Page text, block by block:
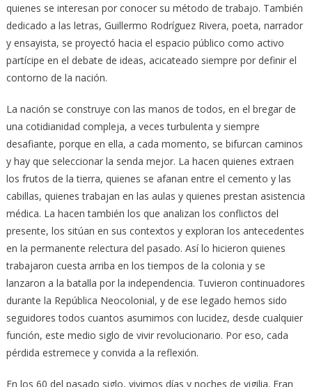
quienes se interesan por conocer su método de trabajo. También
dedicado a las letras, Guillermo Rodríguez Rivera, poeta, narrador
y ensayista, se proyectó hacia el espacio público como activo
partícipe en el debate de ideas, acicateado siempre por definir el
contorno de la nación.
La nación se construye con las manos de todos, en el bregar de
una cotidianidad compleja, a veces turbulenta y siempre
desafiante, porque en ella, a cada momento, se bifurcan caminos
y hay que seleccionar la senda mejor. La hacen quienes extraen
los frutos de la tierra, quienes se afanan entre el cemento y las
cabillas, quienes trabajan en las aulas y quienes prestan asistencia
médica. La hacen también los que analizan los conflictos del
presente, los sitúan en sus contextos y exploran los antecedentes
en la permanente relectura del pasado. Así lo hicieron quienes
trabajaron cuesta arriba en los tiempos de la colonia y se
lanzaron a la batalla por la independencia. Tuvieron continuadores
durante la República Neocolonial, y de ese legado hemos sido
seguidores todos cuantos asumimos con lucidez, desde cualquier
función, este medio siglo de vivir revolucionario. Por eso, cada
pérdida estremece y convida a la reflexión.
En los 60 del pasado siglo, vivimos días y noches de vigilia. Eran